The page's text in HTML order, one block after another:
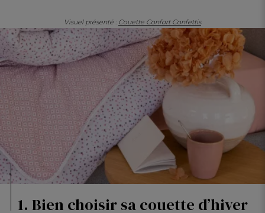
FR
BE
CH
Visuel présenté : Couette Confort Confettis
1. Bien choisir sa couette d’hiver